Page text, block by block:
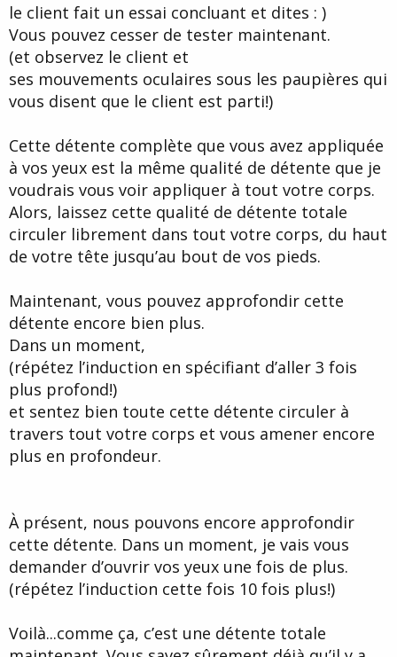
le client fait un essai concluant et dites : )
Vous pouvez cesser de tester maintenant.
(et observez le client et
ses mouvements oculaires sous les paupières qui
vous disent que le client est parti!)
Cette détente complète que vous avez appliquée
à vos yeux est la même qualité de détente que je
voudrais vous voir appliquer à tout votre corps.
Alors, laissez cette qualité de détente totale
circuler librement dans tout votre corps, du haut
de votre tête jusqu’au bout de vos pieds.
Maintenant, vous pouvez approfondir cette
détente encore bien plus.
Dans un moment,
(répétez l’induction en spécifiant d’aller 3 fois
plus profond!)
et sentez bien toute cette détente circuler à
travers tout votre corps et vous amener encore
plus en profondeur.
À présent, nous pouvons encore approfondir
cette détente. Dans un moment, je vais vous
demander d’ouvrir vos yeux une fois de plus.
(répétez l’induction cette fois 10 fois plus!)
Voilà...comme ça, c’est une détente totale